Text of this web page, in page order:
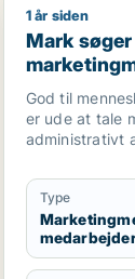
Mark søger
1 år siden
Mark
God til
er ude at tale
administrativt
Type